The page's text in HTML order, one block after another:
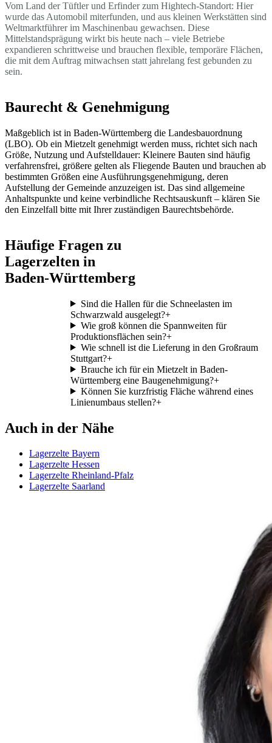
Vom Land der Tüftler und Erfinder zum Hightech-Standort: Hier
wurde das Automobil miterfunden, und aus kleinen Werkstätten sind
Weltmarktführer im Maschinenbau gewachsen. Diese
Mittelstandsprägung wirkt bis heute nach – viele Betriebe
expandieren schrittweise und brauchen flexible, temporäre Flächen,
die mit dem Auftrag mitwachsen statt jahrelang fest gebunden zu
sein.
Baurecht & Genehmigung
Maßgeblich ist in Baden-Württemberg die Landesbauordnung
(LBO). Ob ein Mietzelt genehmigt werden muss, richtet sich nach
Größe, Nutzung und Aufstelldauer: Kleinere Bauten sind häufig
verfahrensfrei, größere gelten als Fliegende Bauten und brauchen ab
bestimmten Größen eine Ausführungsgenehmigung, deren
Aufstellung der Gemeinde anzuzeigen ist. Das sind allgemeine
Anhaltspunkte und keine verbindliche Rechtsauskunft – klären Sie
den Einzelfall bitte mit Ihrer zuständigen Baurechtsbehörde.
Häufige Fragen zu
Lagerzelten in
Baden-Württemberg
Sind die Hallen für die Schneelasten im
Schwarzwald ausgelegt?+
Wie groß können die Spannweiten für
Produktionsflächen sein?+
Wie schnell ist die Lieferung in den Großraum
Stuttgart?+
Brauche ich für ein Mietzelt in Baden-
Württemberg eine Baugenehmigung?+
Können Sie kurzfristig Fläche während eines
Linienumbaus stellen?+
Auch in der Nähe
Lagerzelte Bayern
Lagerzelte Hessen
Lagerzelte Rheinland-Pfalz
Lagerzelte Saarland